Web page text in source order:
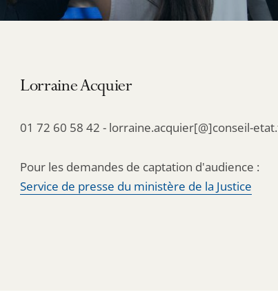
Lorraine Acquier
01 72 60 58 42 - lorraine.acquier[@]conseil-
Pour les demandes de captation d'audience :
Service de presse du ministère de la Justice